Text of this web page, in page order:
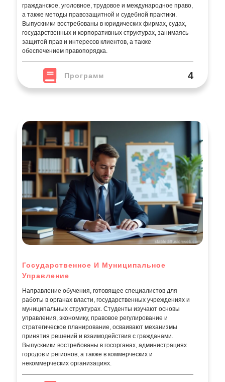
гражданское, уголовное, трудовое и международное право,
а также методы правозащитной и судебной практики.
Выпускники востребованы в юридических фирмах, судах,
государственных и корпоративных структурах, занимаясь
защитой прав и интересов клиентов, а также
обеспечением правопорядка.
Программ 4
Государственное И Муниципальное
Управление
Направление обучения, готовящее специалистов для
работы в органах власти, государственных учреждениях и
муниципальных структурах. Студенты изучают основы
управления, экономику, правовое регулирование и
стратегическое планирование, осваивают механизмы
принятия решений и взаимодействия с гражданами.
Выпускники востребованы в госорганах, администрациях
городов и регионов, а также в коммерческих и
некоммерческих организациях.